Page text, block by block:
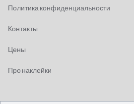
Политика конфиденциальности
Контакты
Цены
Про наклейки